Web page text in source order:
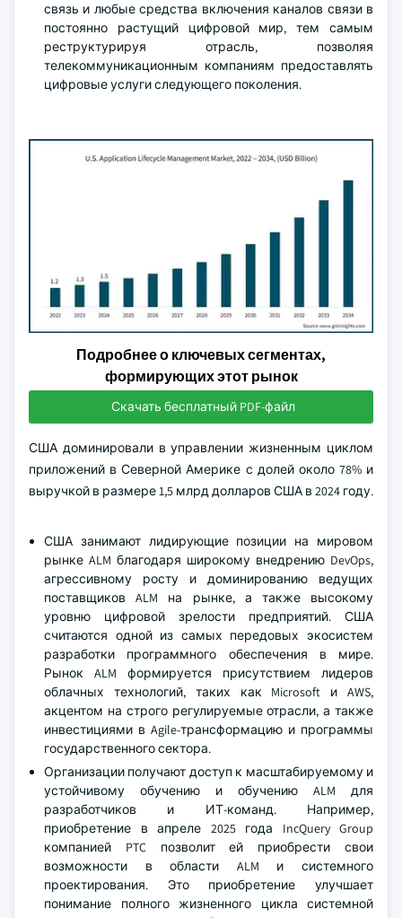
связь и любые средства включения каналов связи в
постоянно растущий цифровой мир, тем самым
реструктурируя отрасль, позволяя
телекоммуникационным компаниям предоставлять
цифровые услуги следующего поколения.
Подробнее о ключевых сегментах,
формирующих этот рынок
Скачать бесплатный PDF-файл
США доминировали в управлении жизненным циклом
приложений в Северной Америке с долей около 78% и
выручкой в размере 1,5 млрд долларов США в 2024 году.
США занимают лидирующие позиции на мировом
рынке ALM благодаря широкому внедрению DevOps,
агрессивному росту и доминированию ведущих
поставщиков ALM на рынке, а также высокому
уровню цифровой зрелости предприятий. США
считаются одной из самых передовых экосистем
разработки программного обеспечения в мире.
Рынок ALM формируется присутствием лидеров
облачных технологий, таких как Microsoft и AWS,
акцентом на строго регулируемые отрасли, а также
инвестициями в Agile-трансформацию и программы
государственного сектора.
Организации получают доступ к масштабируемому и
устойчивому обучению и обучению ALM для
разработчиков и ИТ-команд. Например,
приобретение в апреле 2025 года IncQuery Group
компанией PTC позволит ей приобрести свои
возможности в области ALM и системного
проектирования. Это приобретение улучшает
понимание полного жизненного цикла системной